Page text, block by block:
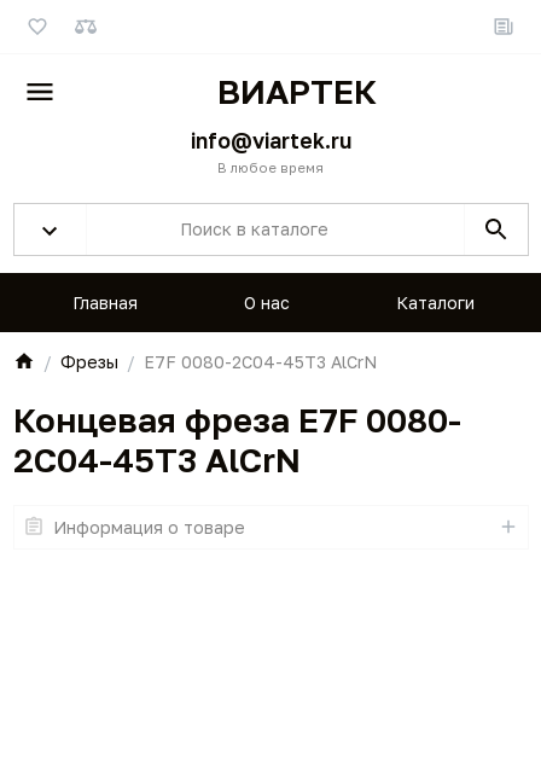
ВИАРТЕК
info@viartek.ru
В любое время
Главная О нас Каталоги
Фрезы E7F 0080-2C04-45T3 AlCrN
Концевая фреза E7F 0080-
2C04-45T3 AlCrN
Информация о товаре